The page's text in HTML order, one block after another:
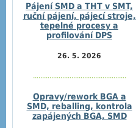
Pájení SMD a THT v SMT,
ruční pájení, pájecí stroje,
tepelné procesy a
profilování DPS
26. 5. 2026
...................................................
Opravy/rework BGA a
SMD, reballing, kontrola
zapájených BGA, SMD